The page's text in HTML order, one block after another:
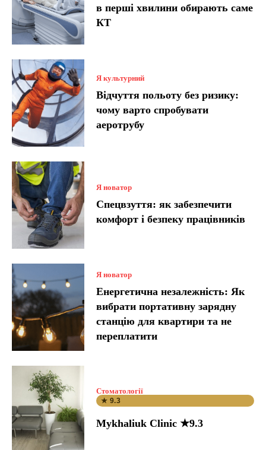
в перші хвилини обирають саме
КТ
Я культурний
Відчуття польоту без ризику:
чому варто спробувати
аеротрубу
Я новатор
Спецвзуття: як забезпечити
комфорт і безпеку працівників
Я новатор
Енергетична незалежність: Як
вибрати портативну зарядну
станцію для квартири та не
переплатити
Стоматології
★ 9.3
Mykhaliuk Clinic ★9.3